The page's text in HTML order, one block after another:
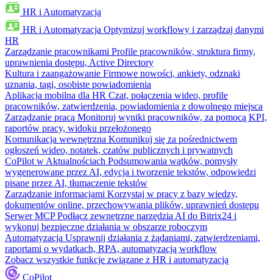
HR i Automatyzacja
HR i Automatyzacja Optymizuj workflowy i zarządzaj danymi
HR
Zarządzanie pracownikami Profile pracowników, struktura firmy,
uprawnienia dostępu, Active Directory
Kultura i zaangażowanie Firmowe nowości, ankiety, odznaki
uznania, tagi, osobiste powiadomienia
Aplikacja mobilna dla HR Czat, połączenia wideo, profile
pracowników, zatwierdzenia, powiadomienia z dowolnego miejsca
Zarządzanie pracą Monitoruj wyniki pracowników, za pomocą KPI,
raportów pracy, widoku przełożonego
Komunikacja wewnętrzna Komunikuj się za pośrednictwem
ogłoszeń wideo, notatek, czatów publicznych i prywatnych
CoPilot w Aktualnościach Podsumowania wątków, pomysły
wygenerowane przez AI, edycja i tworzenie tekstów, odpowiedzi
pisane przez AI, tłumaczenie tekstów
Zarządzanie informacjami Korzystaj w pracy z bazy wiedzy,
dokumentów online, przechowywania plików, uprawnień dostępu
Serwer MCP Podłącz zewnętrzne narzędzia AI do Bitrix24 i
wykonuj bezpieczne działania w obszarze roboczym
Automatyzacja Usprawnij działania z żądaniami, zatwierdzeniami,
raportami o wydatkach, RPA, automatyzacją workflow
Zobacz wszystkie funkcje związane z HR i automatyzacją
CoPilot